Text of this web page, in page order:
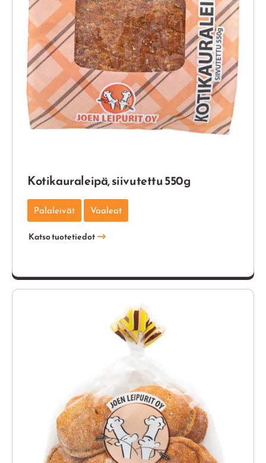
Kotikauraleipä, siivutettu 550g
Palaleivät Vaaleat
Katso tuotetiedot